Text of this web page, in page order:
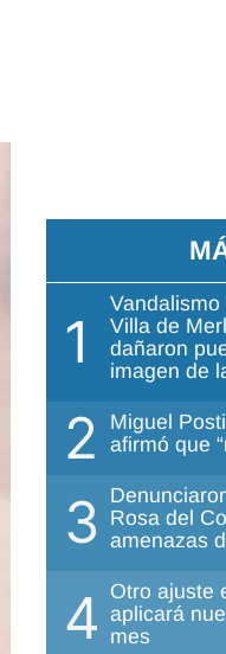
1
Villa de
dañaron
imagen de
2
Miguel
afirmó que
3 Rosa del
amenazas
4 Otro ajuste
aplicará
mes